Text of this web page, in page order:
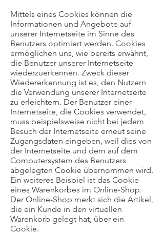
Mittels eines Cookies können die
Informationen und Angebote auf
unserer Internetseite im Sinne des
Benutzers optimiert werden. Cookies
ermöglichen uns, wie bereits erwähnt,
die Benutzer unserer Internetseite
wiederzuerkennen. Zweck dieser
Wiedererkennung ist es, den Nutzern
die Verwendung unserer Internetseite
zu erleichtern. Der Benutzer einer
Internetseite, die Cookies verwendet,
muss beispielsweise nicht bei jedem
Besuch der Internetseite erneut seine
Zugangsdaten eingeben, weil dies von
der Internetseite und dem auf dem
Computersystem des Benutzers
abgelegten Cookie übernommen wird.
Ein weiteres Beispiel ist das Cookie
eines Warenkorbes im Online-Shop.
Der Online-Shop merkt sich die Artikel,
die ein Kunde in den virtuellen
Warenkorb gelegt hat, über ein
Cookie.